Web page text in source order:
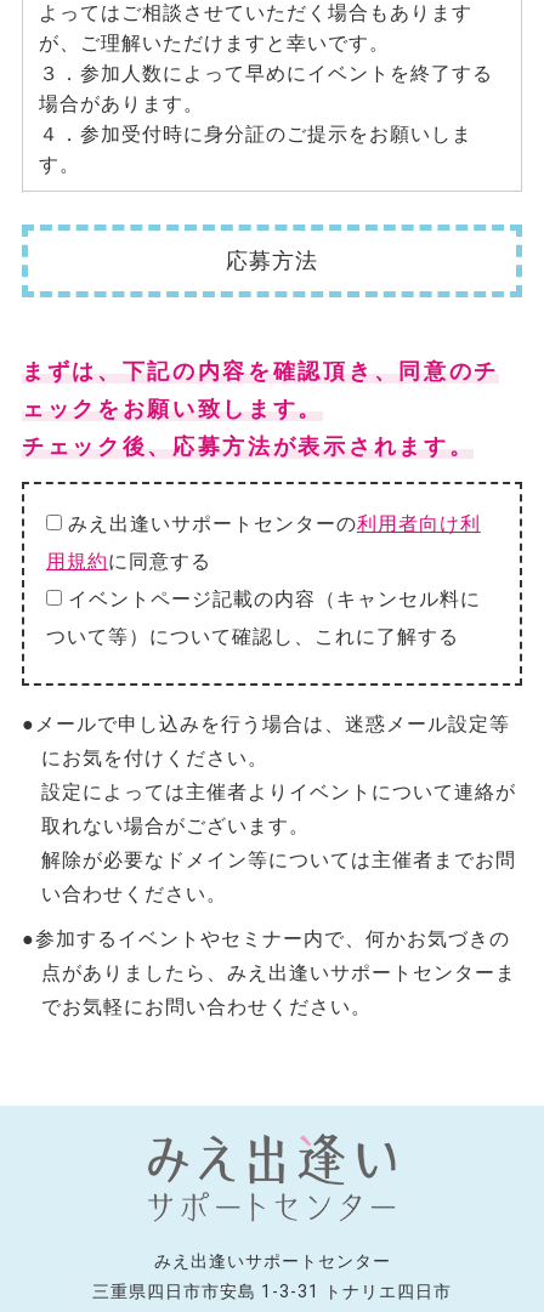
よってはご相談させていただく場合もあります
が、ご理解いただけますと幸いです。
３．参加人数によって早めにイベントを終了する
場合があります。
４．参加受付時に身分証のご提示をお願いしま
す。
応募方法
まずは、下記の内容を確認頂き、同意のチ
ェックをお願い致します。
チェック後、応募方法が表示されます。
みえ出逢いサポートセンターの利用者向け利
用規約に同意する
イベントページ記載の内容（キャンセル料に
ついて等）について確認し、これに了解する
●メールで申し込みを行う場合は、迷惑メール設定等
にお気を付けください。
設定によっては主催者よりイベントについて連絡が
取れない場合がございます。
解除が必要なドメイン等については主催者までお問
い合わせください。
●参加するイベントやセミナー内で、何かお気づきの
点がありましたら、みえ出逢いサポートセンターま
でお気軽にお問い合わせください。
みえ出逢いサポートセンター
三重県四日市市安島 1-3-31 トナリエ四日市